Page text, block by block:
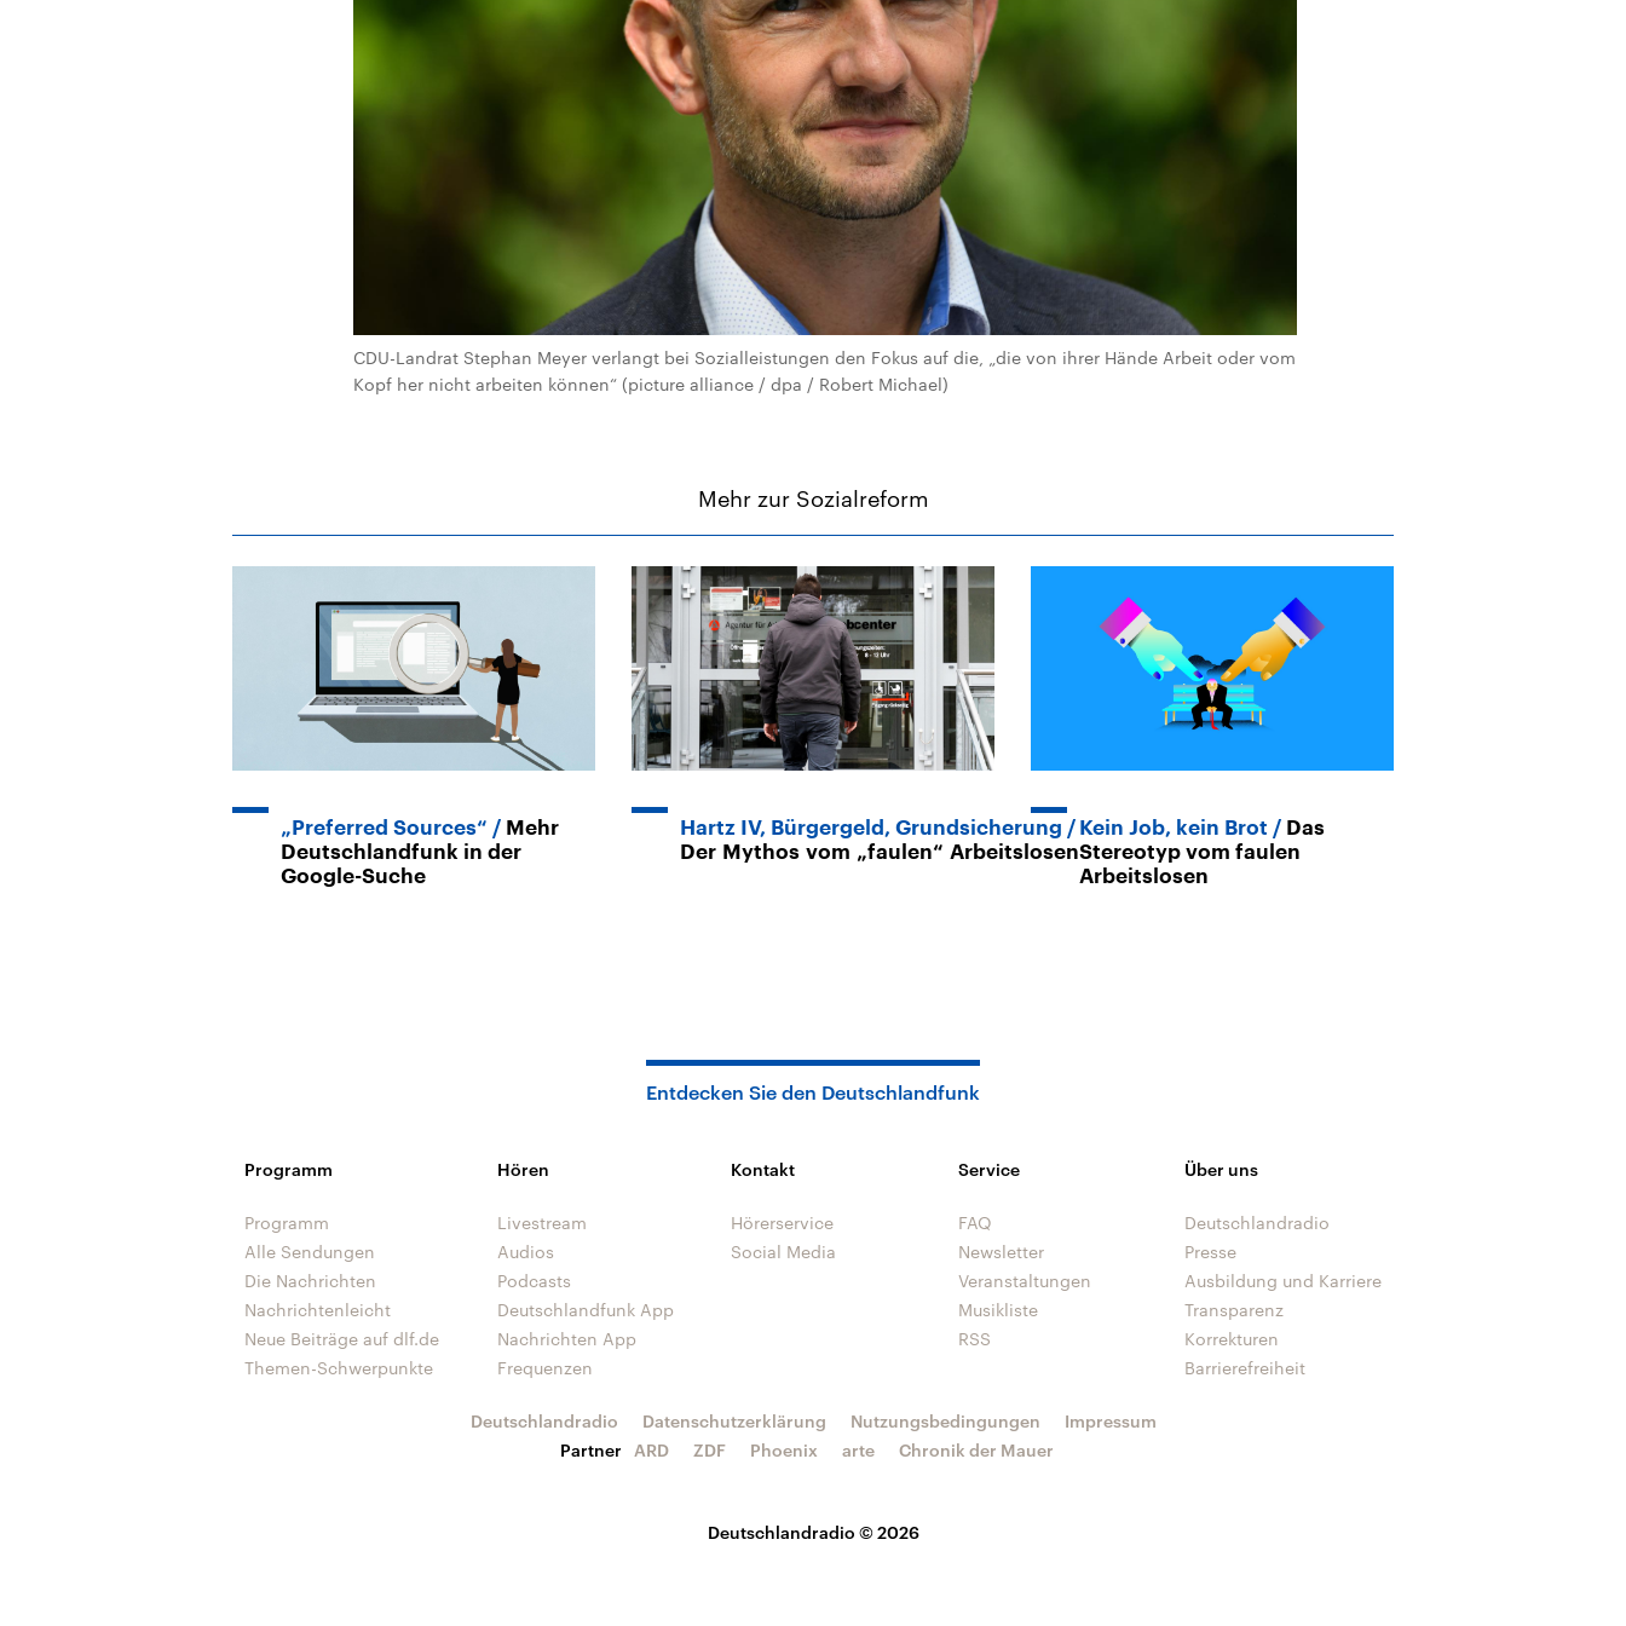
CDU-Landrat Stephan Meyer verlangt bei Sozialleistungen den Fokus auf die, „die von ihrer Hände Arbeit oder vom
Kopf her nicht arbeiten können“ (picture alliance / dpa / Robert Michael)
Mehr zur Sozialreform
„Preferred Sources“
Mehr
Deutschlandfunk in der
Google-Suche
Hartz IV, Bürgergeld, Grundsicherung
Der Mythos vom „faulen“ Arbeitslosen
Kein Job, kein Brot
Das
Stereotyp vom faulen
Arbeitslosen
Entdecken Sie den Deutschlandfunk
Programm
Programm
Alle Sendungen
Die Nachrichten
Nachrichtenleicht
Neue Beiträge auf dlf.de
Themen-Schwerpunkte
Hören
Livestream
Audios
Podcasts
Deutschlandfunk App
Nachrichten App
Frequenzen
Kontakt
Hörerservice
Social Media
Service
FAQ
Newsletter
Veranstaltungen
Musikliste
RSS
Über uns
Deutschlandradio
Presse
Ausbildung und Karriere
Transparenz
Korrekturen
Barrierefreiheit
Deutschlandradio © 2026
Deutschlandradio Datenschutzerklärung Nutzungsbedingungen
Impressum
Partner
ARD ZDF Phoenix arte Chronik der Mauer